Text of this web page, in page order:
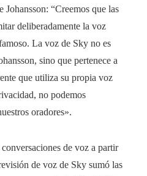
Johansson: “Creemos que las
deliberadamente la voz
La voz de Sky no es
sino que pertenece a
que utiliza su propia voz
no podemos
oradores».
de voz a partir
de voz de Sky sumó las